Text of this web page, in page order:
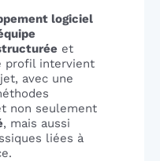
logiciel
et
profil intervient
avec une
non seulement
, mais aussi
liées à